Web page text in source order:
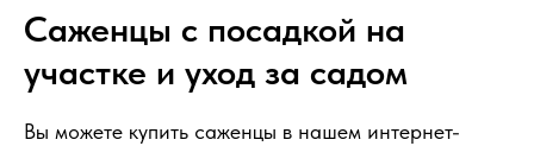
Саженцы с посадкой на
участке и уход за садом
Вы можете купить саженцы в нашем интернет-